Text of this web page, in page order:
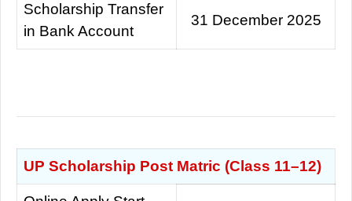
Scholarship Transfer
in Bank Account
31 December 2025
UP Scholarship Post Matric (Class 11–12)